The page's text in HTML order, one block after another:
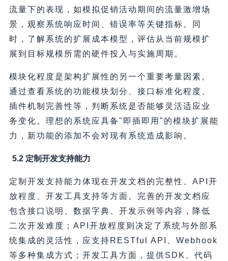
流量下的表现，如模拟促销活动期间的流量激增场
景，观察系统响应时间、错误率等关键指标。同
时，了解系统的扩展成本模型，评估从当前规模扩
展到目标规模所需的硬件投入与实施周期。
模块化程度是架构扩展性的另一个重要考量因素。
通过查看系统的功能模块划分、接口标准化程度、
插件机制完善性等，判断系统是否能够灵活适应业
务变化。理想的系统应具备"即插即用"的模块扩展能
力，新功能的添加不会对现有系统造成影响。
5.2 定制开发支持能力
定制开发支持能力体现在开发文档的完整性、API开
放程度、开发工具支持等方面。完善的开发文档应
包含接口说明、数据字典、开发示例等内容，降低
二次开发难度；API开放程度则决定了系统与外部系
统集成的灵活性，应支持RESTful API、Webhook
等多种集成方式；开发工具方面，提供SDK、代码